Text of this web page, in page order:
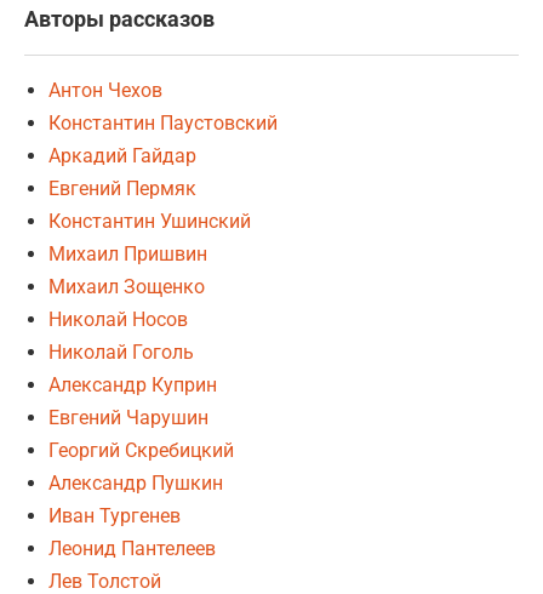
Авторы рассказов
Антон Чехов
Константин Паустовский
Аркадий Гайдар
Евгений Пермяк
Константин Ушинский
Михаил Пришвин
Михаил Зощенко
Николай Носов
Николай Гоголь
Александр Куприн
Евгений Чарушин
Георгий Скребицкий
Александр Пушкин
Иван Тургенев
Леонид Пантелеев
Лев Толстой